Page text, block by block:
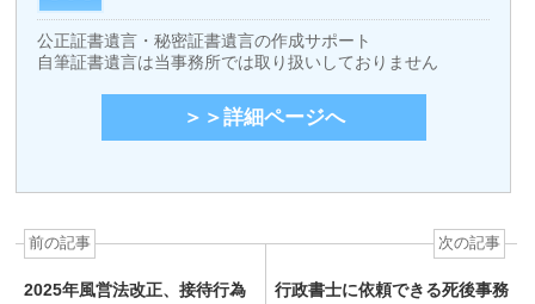
公正証書遺言・秘密証書遺言の作成サポート
自筆証書遺言は当事務所では取り扱いしておりません
＞＞詳細ページへ
前の記事
2025年風営法改正、接待行為
次の記事
行政書士に依頼できる死後事務